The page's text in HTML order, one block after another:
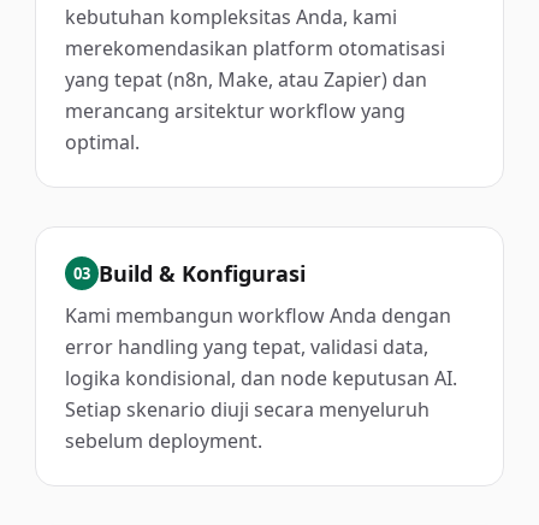
kebutuhan kompleksitas Anda, kami
merekomendasikan platform otomatisasi
yang tepat (n8n, Make, atau Zapier) dan
merancang arsitektur workflow yang
optimal.
03 Build & Konfigurasi
Kami membangun workflow Anda dengan
error handling yang tepat, validasi data,
logika kondisional, dan node keputusan AI.
Setiap skenario diuji secara menyeluruh
sebelum deployment.